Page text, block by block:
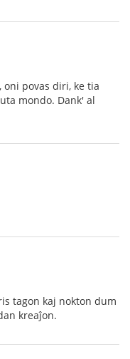
povas diri, ke tia
mondo. Dank' al
tagon kaj nokton dum
kreaĵon.